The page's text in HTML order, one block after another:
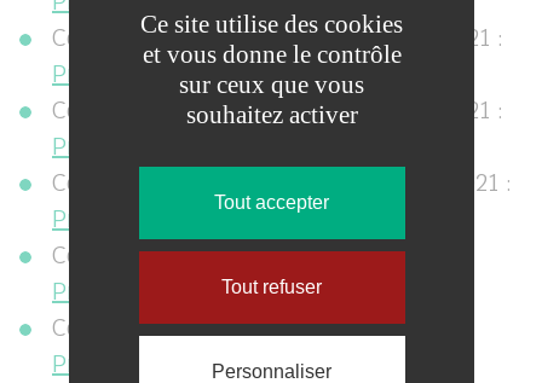
Conseil municipal du 13 décembre 2021 :
Procès-verbal
Conseil municipal du 25 novembre 2021 :
Procès-verbal
Conseil municipal du 29 septembre 2021 :
Procès-verbal
Conseil municipal du 5 juillet 2021 :
Procès-verbal
Conseil municipal du 10 juin 2021 :
Procès-verbal
Ce site utilise des cookies
et vous donne le contrôle
sur ceux que vous
souhaitez activer
Tout accepter
Tout refuser
Personnaliser